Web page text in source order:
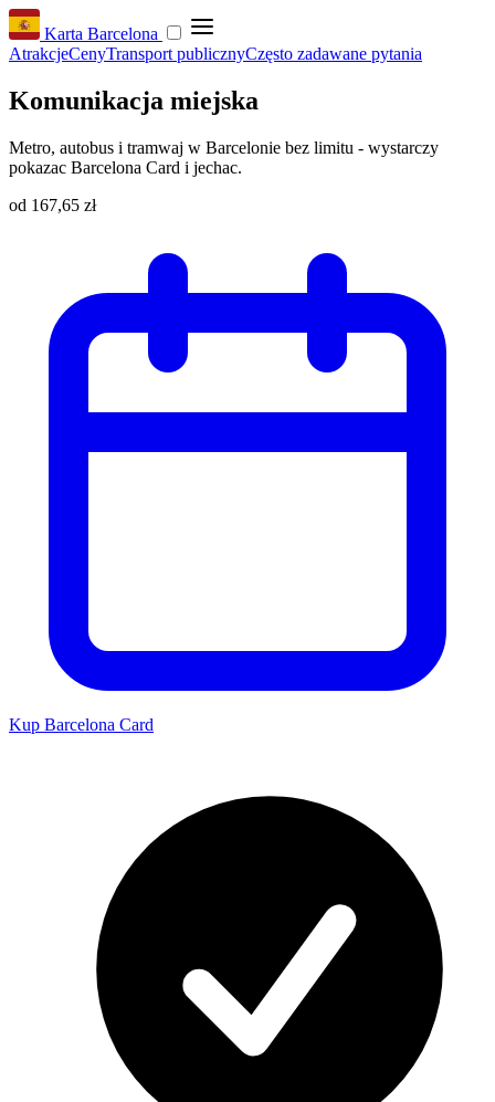
Karta Barcelona
AtrakcjeCenyTransport publicznyCzęsto zadawane pytania
Komunikacja miejska
Metro, autobus i tramwaj w Barcelonie bez limitu - wystarczy
pokazac Barcelona Card i jechac.
od 167,65 zł
Kup Barcelona Card